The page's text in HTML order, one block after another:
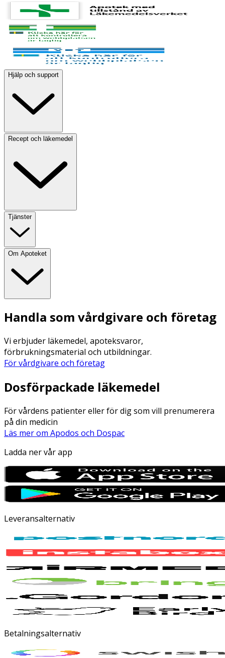
Hjälp och support
Recept och läkemedel
Tjänster
Om Apoteket
Handla som vårdgivare och företag
Vi erbjuder läkemedel, apoteksvaror,
förbrukningsmaterial och utbildningar.
För vårdgivare och företag
Dosförpackade läkemedel
För vårdens patienter eller för dig som vill prenumerera
på din medicin
Läs mer om Apodos och Dospac
Ladda ner vår app
Leveransalternativ
Betalningsalternativ